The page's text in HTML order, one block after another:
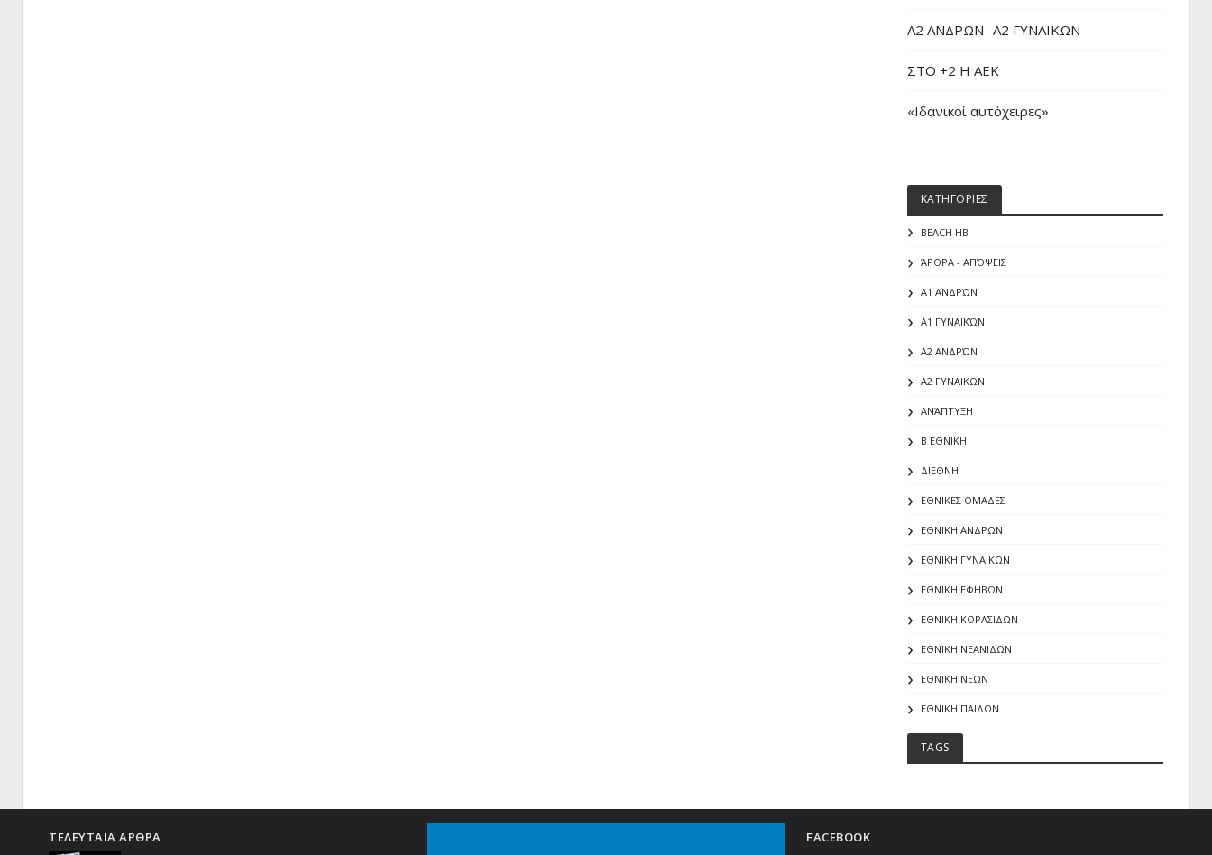
Α2 ΑΝΔΡΩΝ- Α2 ΓΥΝΑΙΚΩΝ
ΣΤΟ +2 Η ΑΕΚ
«Iδανικοί αυτόχειρες»
ΚΑΤΗΓΟΡΙΕΣ
BEACH HB
ΆΡΘΡΑ - ΑΠΌΨΕΙΣ
Α1 ΑΝΔΡΏΝ
Α1 ΓΥΝΑΙΚΏΝ
Α2 ΑΝΔΡΏΝ
Α2 ΓΥΝΑΙΚΩΝ
ΑΝΆΠΤΥΞΗ
Β ΕΘΝΙΚΗ
ΔΙΕΘΝΗ
ΕΘΝΙΚΕΣ ΟΜΑΔΕΣ
ΕΘΝΙΚΗ ΑΝΔΡΩΝ
ΕΘΝΙΚΗ ΓΥΝΑΙΚΩΝ
ΕΘΝΙΚΗ ΕΦΗΒΩΝ
ΕΘΝΙΚΗ ΚΟΡΑΣΙΔΩΝ
ΕΘΝΙΚΗ ΝΕΑΝΙΔΩΝ
ΕΘΝΙΚΗ ΝΕΩΝ
ΕΘΝΙΚΗ ΠΑΙΔΩΝ
TAGS
ΤΕΛΕΥΤΑΙΑ ΑΡΘΡΑ FACEBOOK